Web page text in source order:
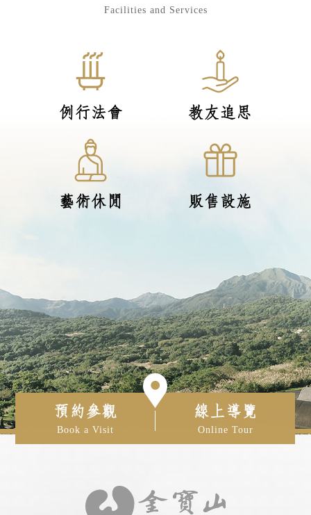
Facilities and Services
例行法會 教友追思
藝術休閒 販售設施
預約參觀
Book a Visit
線上導覽
Online Tour